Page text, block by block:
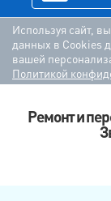
Используя сайт,
данных в Cookies
вашей
Политикой
Ремонт и